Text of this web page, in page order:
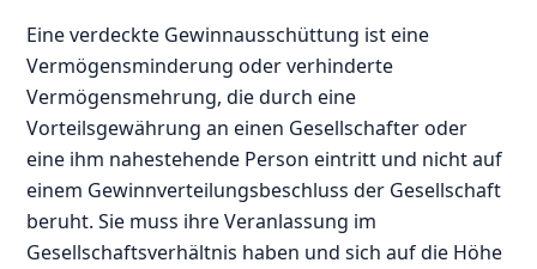
Eine verdeckte Gewinnausschüttung ist eine
Vermögensminderung oder verhinderte
Vermögensmehrung, die durch eine
Vorteilsgewährung an einen Gesellschafter oder
eine ihm nahestehende Person eintritt und nicht auf
einem Gewinnverteilungsbeschluss der Gesellschaft
beruht. Sie muss ihre Veranlassung im
Gesellschaftsverhältnis haben und sich auf die Höhe